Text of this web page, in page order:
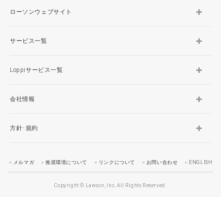
ローソンウェブサイト
サービス一覧
Loppiサービス一覧
会社情報
方針･規約
メルマガ 推奨環境について リンクについて お問い合わせ ENGLISH
Copyright © Lawson, Inc. All Rights Reserved.